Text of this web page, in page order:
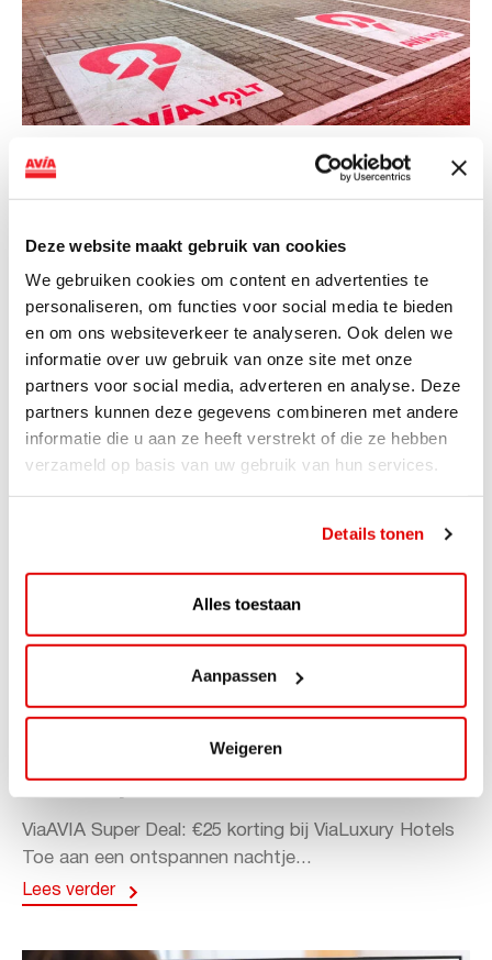
Deze website maakt gebruik van cookies
We gebruiken cookies om content en advertenties te
personaliseren, om functies voor social media te bieden
en om ons websiteverkeer te analyseren. Ook delen we
informatie over uw gebruik van onze site met onze
partners voor social media, adverteren en analyse. Deze
partners kunnen deze gegevens combineren met andere
informatie die u aan ze heeft verstrekt of die ze hebben
verzameld op basis van uw gebruik van hun services.
Details tonen
Alles toestaan
Aanpassen
Weigeren
NIEUWS
AVIA VOLT en Fletcher Hotels starten
AVIA VOLT en Fletcher Hotels starten landelijke uitrol
van DC-snellaadinfrastructuur AVIA VOLT en...
Lees verder
ACTIE
ViaAVIA Super Deal: 20% korting bij
ViaLuxury Hotels
ViaAVIA Super Deal: €25 korting bij ViaLuxury Hotels
Toe aan een ontspannen nachtje...
Lees verder